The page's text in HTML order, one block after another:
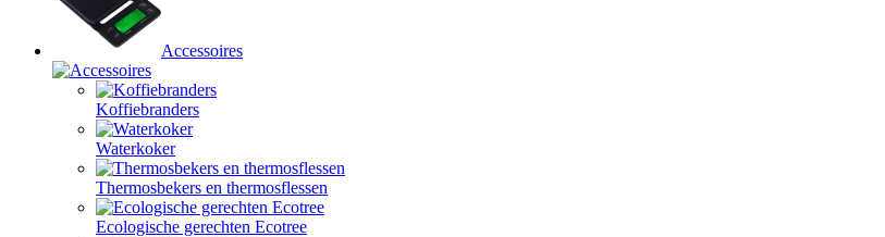
Accessoires
Koffiebranders
Waterkoker
Thermosbekers en thermosflessen
Ecologische gerechten Ecotree